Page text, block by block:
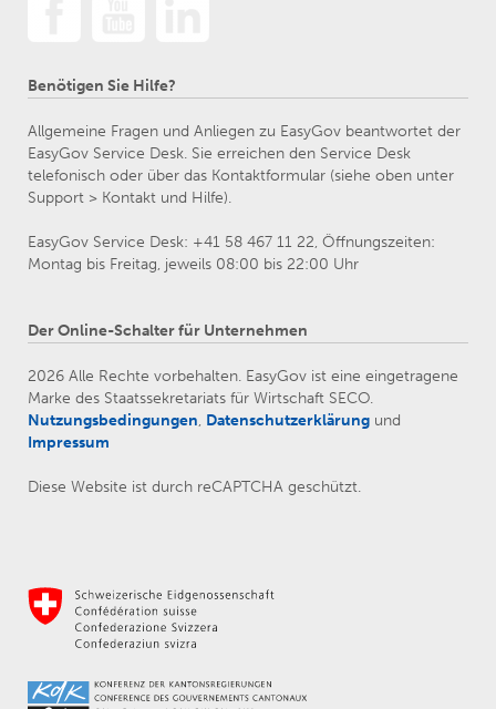
Benötigen Sie Hilfe?
Allgemeine Fragen und Anliegen zu EasyGov beantwortet der
EasyGov Service Desk. Sie erreichen den Service Desk
telefonisch oder über das Kontaktformular (siehe oben unter
Support > Kontakt und Hilfe).
EasyGov Service Desk: +41 58 467 11 22, Öffnungszeiten:
Montag bis Freitag, jeweils 08:00 bis 22:00 Uhr
Der Online-Schalter für Unternehmen
2026 Alle Rechte vorbehalten. EasyGov ist eine eingetragene
Marke des Staatssekretariats für Wirtschaft SECO.
Nutzungsbedingungen, Datenschutzerklärung und
Impressum
Diese Website ist durch reCAPTCHA geschützt.